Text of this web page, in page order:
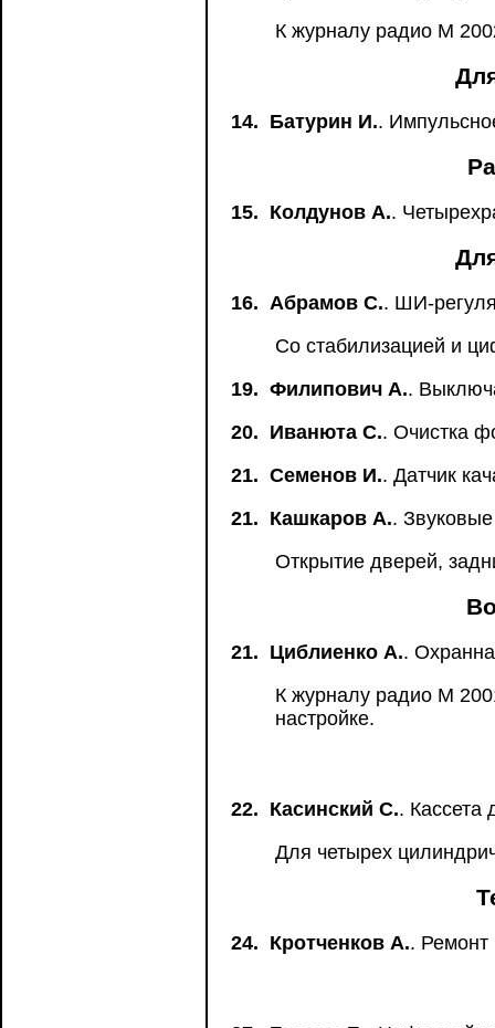
К журналу радио М
14. Батурин И..
15. Колдунов А..
16. Абрамов С.. ШИ-
Со стабилизацией и
19. Филипович А..
20. Иванюта С.. Очистка
21. Семенов И.. Датчик
21. Кашкаров А..
Открытие дверей,
21. Циблиенко А..
К журналу радио М
настройке.
22. Касинский С.. Кассета
Для четырех
24. Кротченков А.. Ремонт